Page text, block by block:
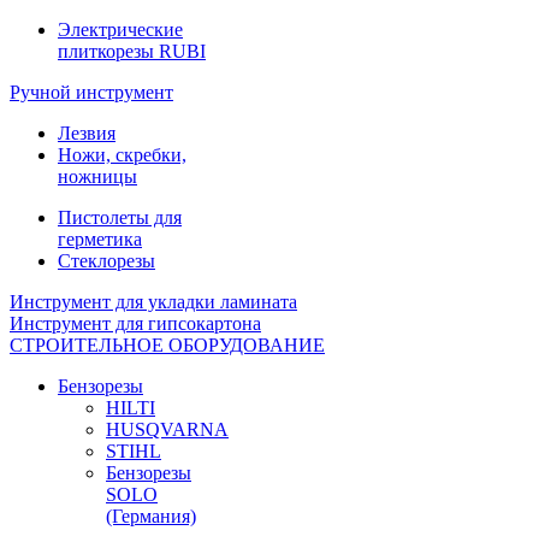
Электрические
плиткорезы RUBI
Ручной инструмент
Лезвия
Ножи, скребки,
ножницы
Пистолеты для
герметика
Стеклорезы
Инструмент для укладки ламината
Инструмент для гипсокартона
СТРОИТЕЛЬНОЕ ОБОРУДОВАНИЕ
Бензорезы
HILTI
HUSQVARNA
STIHL
Бензорезы
SOLO
(Германия)